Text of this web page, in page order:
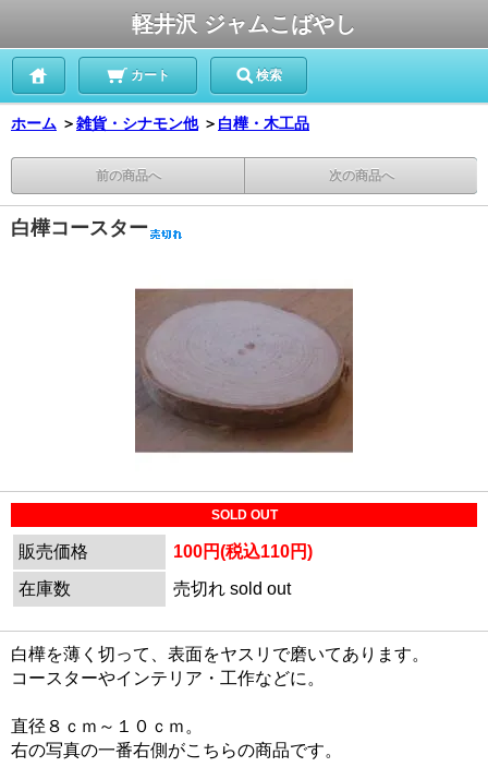
軽井沢 ジャムこばやし
カート 検索
ホーム ＞雑貨・シナモン他 ＞ 白樺・木工品
前の商品へ 次の商品へ
白樺コースター
SOLD OUT
販売価格
100円(税込110円)
在庫数
売切れ sold out
白樺を薄く切って、表面をヤスリで磨いてあります。
コースターやインテリア・工作などに。
直径８ｃｍ～１０ｃｍ。
右の写真の一番右側がこちらの商品です。